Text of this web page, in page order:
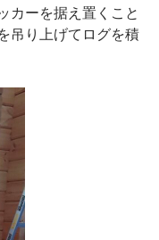
カーを据え置くこと
吊り上げてログを積